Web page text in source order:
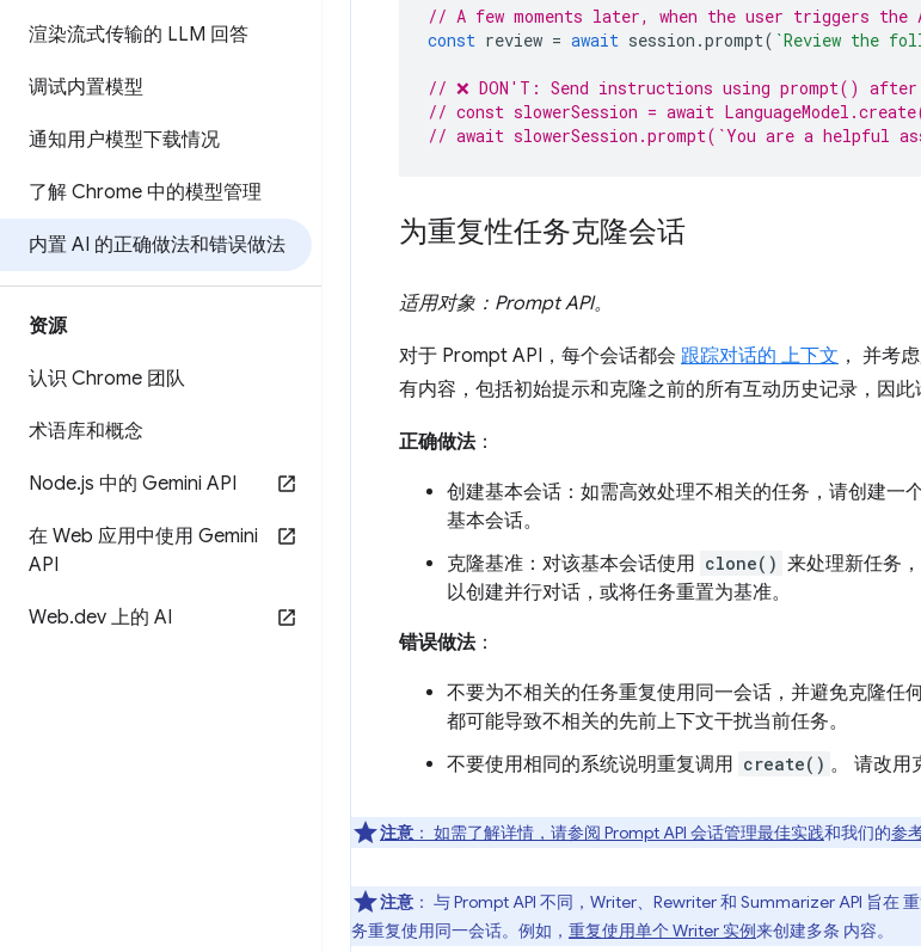
渲染流式传输的 LLM 回答
调试内置模型
通知用户模型下载情况
了解 Chrome 中的模型管理
内置 AI 的正确做法和错误做法
资源
认识 Chrome 团队
术语库和概念
Node.js 中的 Gemini API
在 Web 应用中使用 Gemini
API
Web.dev 上的 AI
// A few moments later, when the user triggers the
const review = await session .prompt( `Review the
// ❌ DON'T: Send instructions using prompt()
// const slowerSession = await
// await slowerSession.prompt(`You are a helpful
为重复性任务克隆会话
适用对象：Prompt API。
对于 Prompt API，每个会话都会 跟踪对话的 上下文 ， 并考
有内容，包括初始提示和克隆之前的所有互动历史记录，因
正确做法：
创建基本会话：如需高效处理不相关的任务，请创建一
基本会话。
克隆基准：对该基本会话使用 clone() 来处理新任务
以创建并行对话，或将任务重置为基准。
错误做法：
不要为不相关的任务重复使用同一会话，并避免克隆任
都可能导致不相关的先前上下文干扰当前任务。
不要使用相同的系统说明重复调用 create() 。 请改用
注意 ： 如需了解详情，请参阅 Prompt API 会话管理最佳实践和我们的参
注意 ： 与 Prompt API 不同，Writer、Rewriter 和 Summarizer API 旨在
务重复使用同一会话。例如， 重复使用单个 Writer 实例来创建多条 内容。